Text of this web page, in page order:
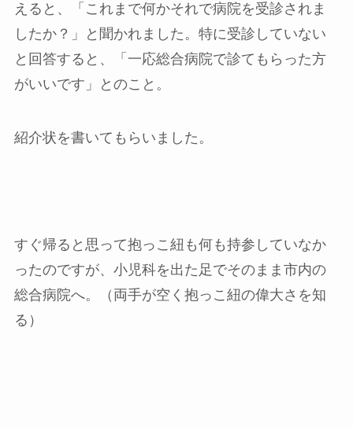
えると、「これまで何かそれで病院を受診されま
したか？」と聞かれました。特に受診していない
と回答すると、「一応総合病院で診てもらった方
がいいです」とのこと。
紹介状を書いてもらいました。
すぐ帰ると思って抱っこ紐も何も持参していなか
ったのですが、小児科を出た足でそのまま市内の
総合病院へ。（両手が空く抱っこ紐の偉大さを知
る）